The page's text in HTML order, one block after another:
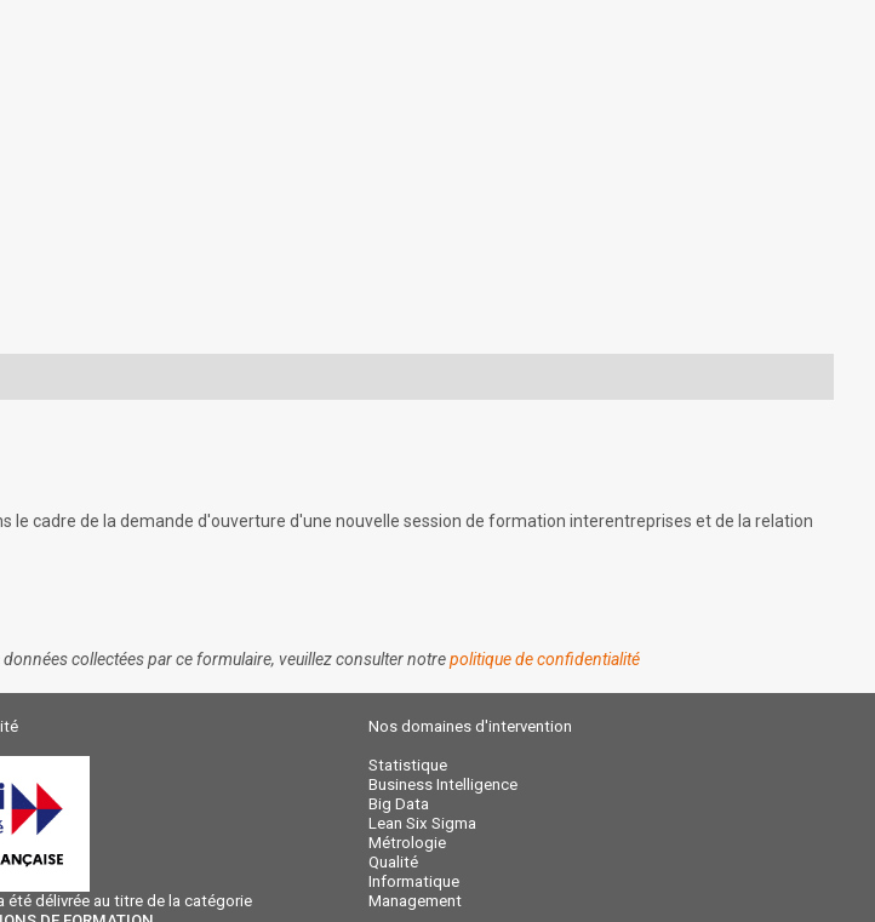
cadre de la demande d'ouverture d'une nouvelle session de formation interentreprises et de la relation
collectées par ce formulaire, veuillez consulter notrepolitique de confidentialité
été délivrée au titre de la catégorie
Nos domaines d'intervention
Statistique
Business Intelligence
Big Data
Lean Six Sigma
Métrologie
Qualité
Informatique
Management